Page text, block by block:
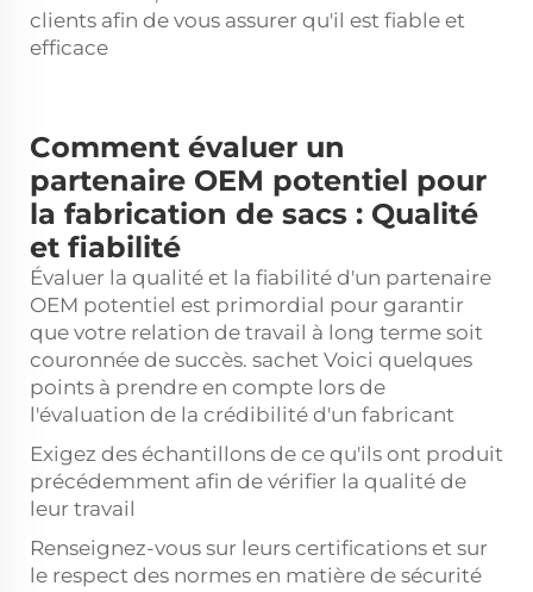
clients afin de vous assurer qu'il est fiable et
efficace
Comment évaluer un
partenaire OEM potentiel pour
la fabrication de sacs : Qualité
et fiabilité
Évaluer la qualité et la fiabilité d'un partenaire
OEM potentiel est primordial pour garantir
que votre relation de travail à long terme soit
couronnée de succès. sachet Voici quelques
points à prendre en compte lors de
l'évaluation de la crédibilité d'un fabricant
Exigez des échantillons de ce qu'ils ont produit
précédemment afin de vérifier la qualité de
leur travail
Renseignez-vous sur leurs certifications et sur
le respect des normes en matière de sécurité